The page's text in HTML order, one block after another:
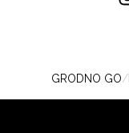
GRODNO GO/